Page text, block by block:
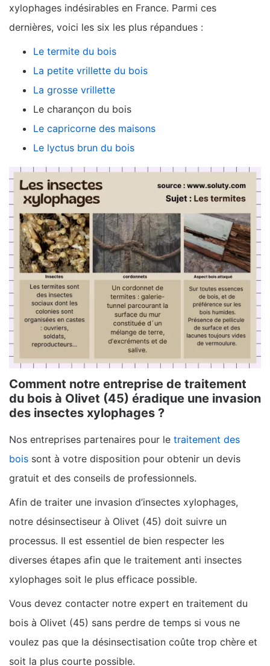
xylophages indésirables en France. Parmi ces
dernières, voici les six les plus répandues :
Le termite du bois
La petite vrillette du bois
La grosse vrillette
Le charançon du bois
Le capricorne des maisons
Le lyctus brun du bois
Comment notre entreprise de traitement
du bois à Olivet (45) éradique une invasion
des insectes xylophages ?
Nos entreprises partenaires pour le traitement des
bois sont à votre disposition pour obtenir un devis
gratuit et des conseils de professionnels.
Afin de traiter une invasion d’insectes xylophages,
notre désinsectiseur à Olivet (45) doit suivre un
processus. Il est essentiel de bien respecter les
diverses étapes afin que le traitement anti insectes
xylophages soit le plus efficace possible.
Vous devez contacter notre expert en traitement du
bois à Olivet (45) sans perdre de temps si vous ne
voulez pas que la désinsectisation coûte trop chère et
soit la plus courte possible.